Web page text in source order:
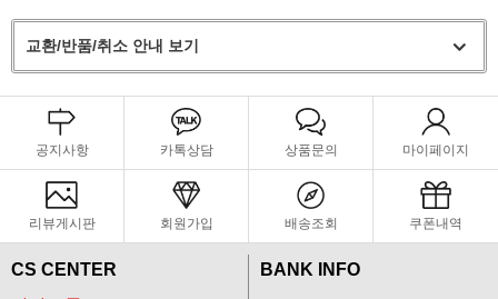
교환/반품/취소 안내 보기
공지사항 카톡상담 상품문의 마이페이지
리뷰게시판 회원가입 배송조회 쿠폰내역
CS CENTER
BANK INFO